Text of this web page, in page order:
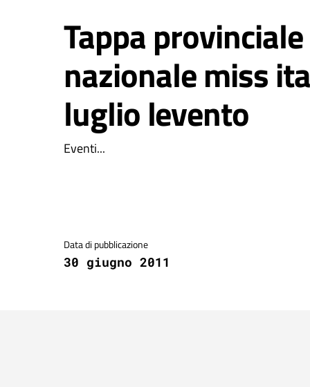
Tappa
nazionale miss
luglio levento
Eventi...
Data di pubblicazione
30 giugno 2011